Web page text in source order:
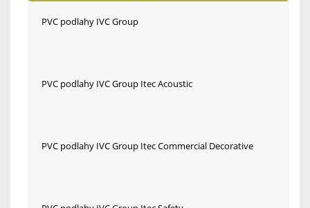
PVC podlahy IVC Group
PVC podlahy IVC Group Itec Acoustic
PVC podlahy IVC Group Itec Commercial Decorative